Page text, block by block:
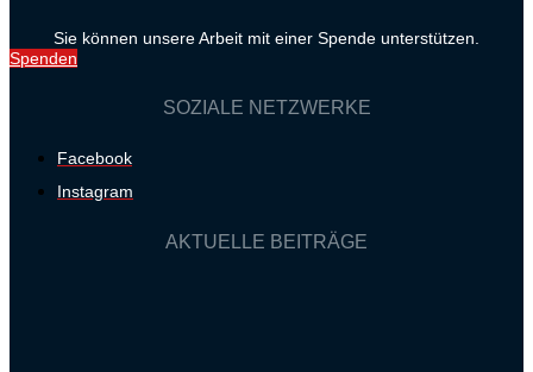
Sie können unsere Arbeit mit einer Spende unterstützen.
Spenden
SOZIALE NETZWERKE
Facebook
Instagram
AKTUELLE BEITRÄGE